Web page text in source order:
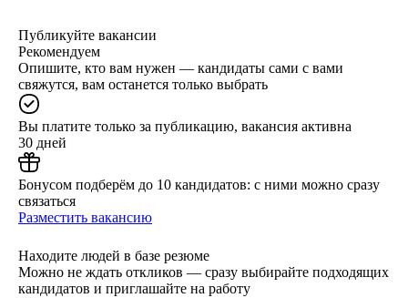
Публикуйте вакансии
Рекомендуем
Опишите, кто вам нужен — кандидаты сами с вами
свяжутся, вам останется только выбрать
Вы платите только за публикацию, вакансия активна
30 дней
Бонусом подберём до 10 кандидатов: с ними можно сразу
связаться
Разместить вакансию
Находите людей в базе резюме
Можно не ждать откликов — сразу выбирайте подходящих
кандидатов и приглашайте на работу